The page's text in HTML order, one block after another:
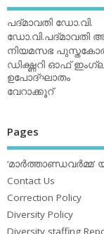
പദ്മാവതി ഡോ.വി.
ഡോ.വി.പദ്മാവതി
നിയമസഭ
ഡിക്ഷ്ണറി ഓഫ്
ഉപോദ്ഘാതം
വേറാക്കൂറ്
Pages
Contact Us
Correction Policy
Diversity Policy
Diversity staffing